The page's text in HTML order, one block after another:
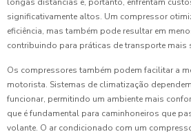
significativamente altos. Um compressor
eficiência, mas também pode resultar em
contribuindo para práticas de transporte mais
Os compressores também podem facilitar a
motorista. Sistemas de climatização
funcionar, permitindo um ambiente mais
que é fundamental para caminhoneiros que
volante. O ar condicionado com um